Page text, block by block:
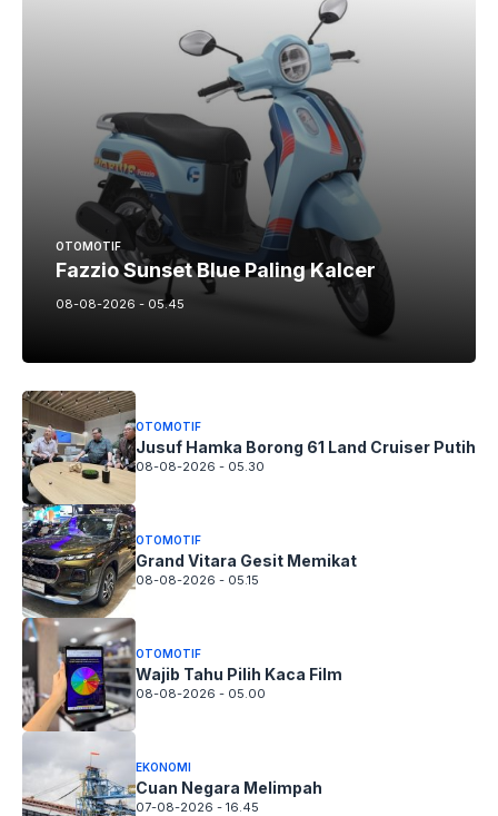
OTOMOTIF
Fazzio Sunset Blue Paling Kalcer
08-08-2026 - 05.45
OTOMOTIF
Jusuf Hamka Borong 61 Land Cruiser Putih
08-08-2026 - 05.30
OTOMOTIF
Grand Vitara Gesit Memikat
08-08-2026 - 05.15
OTOMOTIF
Wajib Tahu Pilih Kaca Film
08-08-2026 - 05.00
EKONOMI
Cuan Negara Melimpah
07-08-2026 - 16.45